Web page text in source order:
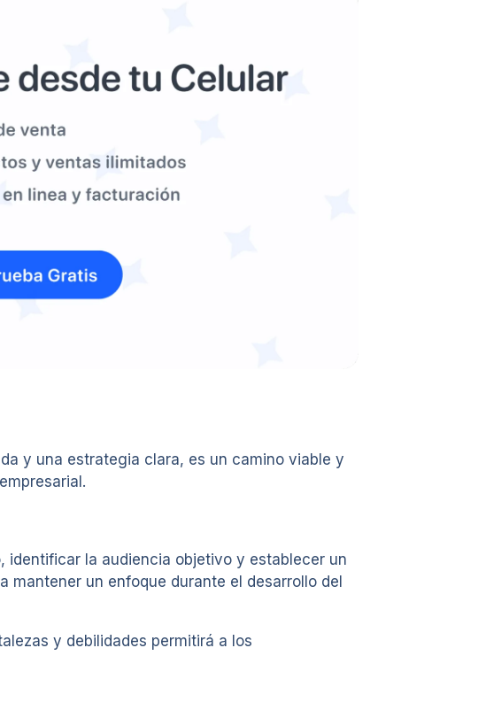
y una estrategia clara, es un camino viable y
identificar la audiencia objetivo y establecer un
mantener un enfoque durante el desarrollo del
y debilidades permitirá a los